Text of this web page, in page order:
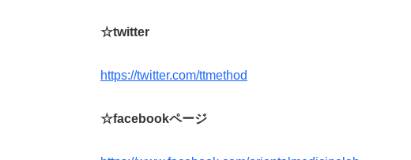
☆twitter
https://twitter.com/ttmethod
☆facebookページ